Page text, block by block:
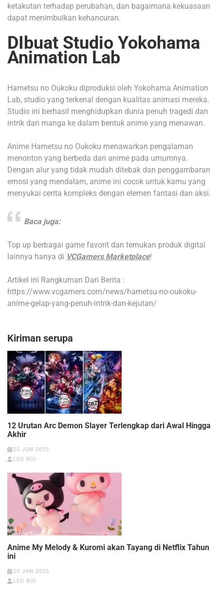
ketakutan terhadap perubahan, dan bagaimana kekuasaan
dapat menimbulkan kehancuran.
DIbuat Studio Yokohama
Animation Lab
Hametsu no Oukoku diproduksi oleh Yokohama Animation
Lab, studio yang terkenal dengan kualitas animasi mereka.
Studio ini berhasil menghidupkan dunia penuh tragedi dan
intrik dari manga ke dalam bentuk anime yang menawan.
Anime Hametsu no Oukoku menawarkan pengalaman
menonton yang berbeda dari anime pada umumnya.
Dengan alur yang tidak mudah ditebak dan penggambaran
emosi yang mendalam, anime ini cocok untuk kamu yang
menyukai cerita kompleks dengan elemen fantasi dan aksi.
Baca juga:
Top up berbagai game favorit dan temukan produk digital
lainnya hanya di VCGamers Marketplace!
Artikel ini Rangkuman Dari Berita :
https://www.vcgamers.com/news/hametsu-no-oukoku-
anime-gelap-yang-penuh-intrik-dan-kejutan/
Kiriman serupa
12 Urutan Arc Demon Slayer Terlengkap dari Awal Hingga
Akhir
25 JUN 2025
LEO RIO
Anime My Melody & Kuromi akan Tayang di Netflix Tahun
ini
20 JAN 2025
LEO RIO